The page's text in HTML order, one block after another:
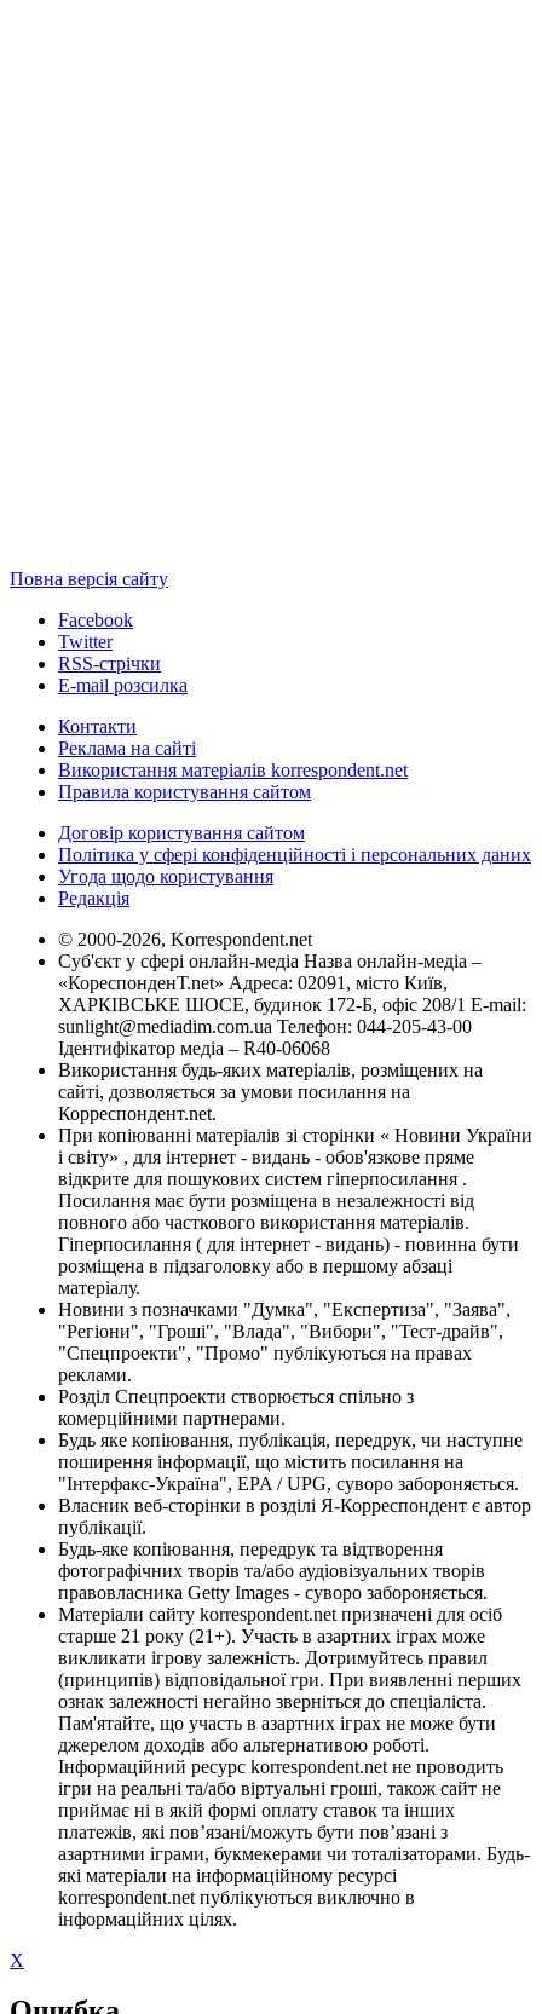
Повна версія сайту
Facebook
Twitter
RSS-стрічки
E-mail розсилка
Контакти
Реклама на сайті
Використання матеріалів korrespondent.net
Правила користування сайтом
Договір користування сайтом
Політика у сфері конфіденційності і персональних даних
Угода щодо користування
Редакція
© 2000-2026, Korrespondent.net
Суб'єкт у сфері онлайн-медіа Назва онлайн-медіа –
«КореспонденТ.net» Адреса: 02091, місто Київ,
ХАРКІВСЬКЕ ШОСЕ, будинок 172-Б, офіс 208/1 E-mail:
sunlight@mediadim.com.ua Телефон: 044-205-43-00
Ідентифікатор медіа – R40-06068
Використання будь-яких матеріалів, розміщених на
сайті, дозволяється за умови посилання на
Корреспондент.net.
При копіюванні матеріалів зі сторінки « Новини України
і світу» , для інтернет - видань - обов'язкове пряме
відкрите для пошукових систем гіперпосилання .
Посилання має бути розміщена в незалежності від
повного або часткового використання матеріалів.
Гіперпосилання ( для інтернет - видань) - повинна бути
розміщена в підзаголовку або в першому абзаці
матеріалу.
Новини з позначками "Думка", "Експертиза", "Заява",
"Регіони", "Гроші", "Влада", "Вибори", "Тест-драйв",
"Спецпроекти", "Промо" публікуються на правах
реклами.
Розділ Спецпроекти створюється спільно з
комерційними партнерами.
Будь яке копіювання, публікація, передрук, чи наступне
поширення інформації, що містить посилання на
"Інтерфакс-Україна", EPA / UPG, суворо забороняється.
Власник веб-сторінки в розділі Я-Корреспондент є автор
публікації.
Будь-яке копіювання, передрук та відтворення
фотографічних творів та/або аудіовізуальних творів
правовласника Getty Images - суворо забороняється.
Матеріали сайту korrespondent.net призначені для осіб
старше 21 року (21+). Участь в азартних іграх може
викликати ігрову залежність. Дотримуйтесь правил
(принципів) відповідальної гри. При виявленні перших
ознак залежності негайно зверніться до спеціаліста.
Пам'ятайте, що участь в азартних іграх не може бути
джерелом доходів або альтернативою роботі.
Інформаційний ресурс korrespondent.net не проводить
ігри на реальні та/або віртуальні гроші, також сайт не
приймає ні в якій формі оплату ставок та інших
платежів, які пов’язані/можуть бути пов’язані з
азартними іграми, букмекерами чи тоталізаторами. Будь-
які матеріали на інформаційному ресурсі
korrespondent.net публікуються виключно в
інформаційних цілях.
X